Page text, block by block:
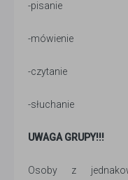
-pisanie
-mówienie
-czytanie
-słuchanie
UWAGA GRUPY!!!
Osoby z